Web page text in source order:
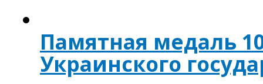
Памятная медаль
Украинского